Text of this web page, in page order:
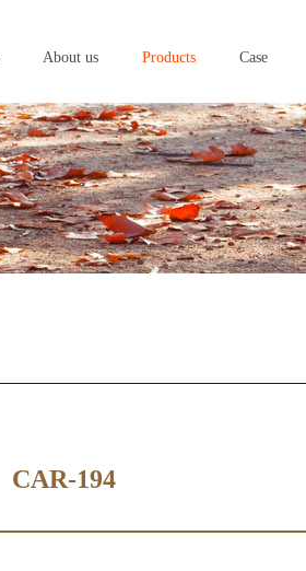
About us
About us
Products
Products
Case
Case
CAR-194